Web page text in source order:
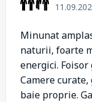
Minunat
naturii, foarte
energici. Foisor
Camere
baie proprie.